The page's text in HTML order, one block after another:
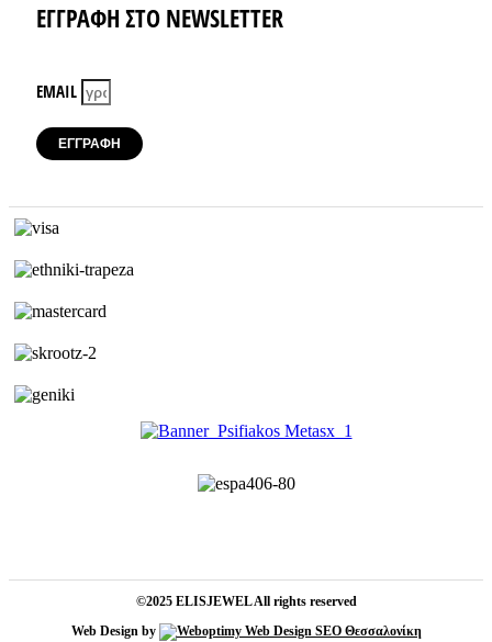
ΕΓΓΡΑΦΗ ΣΤΟ NEWSLETTER
EMAIL
ΕΓΓΡΑΦΗ
©2025 ELISJEWEL All rights reserved
Web Design by